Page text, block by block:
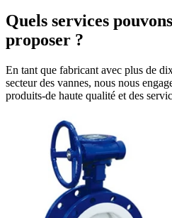
Quels services
proposer ?
En tant que fabricant avec plus de
secteur des vannes, nous nous
produits-de haute qualité et des